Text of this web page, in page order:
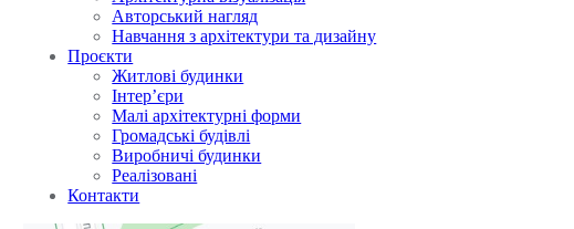
Авторський нагляд
Навчання з архітектури та дизайну
Проєкти
Житлові будинки
Інтер’єри
Малі архітектурні форми
Громадські будівлі
Виробничі будинки
Реалізовані
Контакти